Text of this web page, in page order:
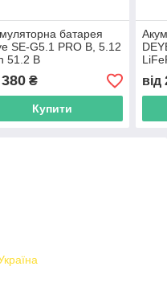
батарея
SE-G5.1 PRO B, 5.12
51.2 B
₴
Купити
від